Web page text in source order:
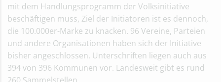
mit dem Handlungsprogramm der Volksinitiative
beschäftigen muss, Ziel der Initiatoren ist es dennoch,
die 100.000er-Marke zu knacken. 96 Vereine, Parteien
und andere Organisationen haben sich der Initiative
bisher angeschlossen. Unterschriften liegen auch aus
394 von 396 Kommunen vor. Landesweit gibt es rund